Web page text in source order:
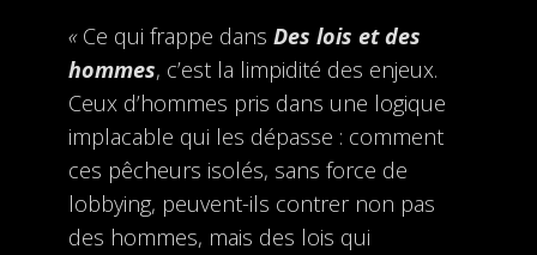
« Ce qui frappe dans Des lois et des
hommes, c’est la limpidité des enjeux.
Ceux d’hommes pris dans une logique
implacable qui les dépasse : comment
ces pêcheurs isolés, sans force de
lobbying, peuvent-ils contrer non pas
des hommes, mais des lois qui